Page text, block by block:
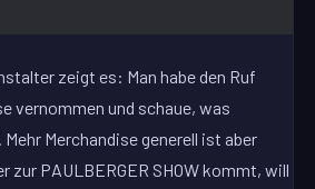
zeigt es: Man habe den Ruf
vernommen und schaue, was
Merchandise generell ist aber
zur PAULBERGER SHOW kommt, will